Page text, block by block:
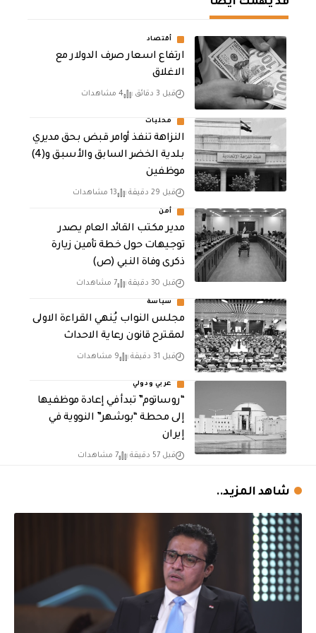
أقتصاد
ارتفاع اسعار صرف الدولار مع
الاغلاق
قبل 3 دقائق 4 مشاهدات
محليات
النزاهة تنفذ أوامر قبض بحق مديري
بلدية الخضر السابق والأسبق و(4)
موظفين
قبل 29 دقيقة 13 مشاهدات
أمن
مدير مكتب القائد العام يصدر
توجيهات حول خطة تأمين زيارة
ذكرى وفاة النبي (ص)
قبل 30 دقيقة 7 مشاهدات
سياسة
مجلس النواب يُنهي القراءة الاولى
لمقترح قانون رعاية الاحداث
قبل 31 دقيقة 9 مشاهدات
عربي ودولي
“روساتوم” تبدأ في إعادة موظفيها
إلى محطة “بوشهر” النووية في
إيران
قبل 57 دقيقة 7 مشاهدات
شاهد المزيد..